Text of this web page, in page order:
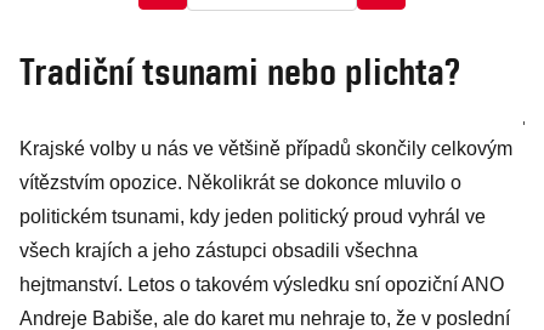
Tradiční tsunami nebo plichta?
Krajské volby u nás ve většině případů skončily celkovým
vítězstvím opozice. Několikrát se dokonce mluvilo o
politickém tsunami, kdy jeden politický proud vyhrál ve
všech krajích a jeho zástupci obsadili všechna
hejtmanství. Letos o takovém výsledku sní opoziční ANO
Andreje Babiše, ale do karet mu nehraje to, že v poslední